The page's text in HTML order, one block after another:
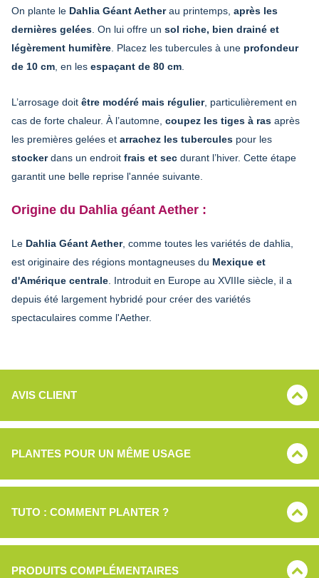
On plante le Dahlia Géant Aetherau printemps, après les
dernières gelées . On lui offre un sol riche, bien drainé et
légèrement humifère . Placez les tubercules à une profondeur
de 10 cm , en les espaçant de 80 cm
L’arrosage doit être modéré mais régulier, particulièrement en
cas de forte chaleur. À l’automne, coupez les tiges à ras après
les premières gelées et arrachez les tubercules pour les
stockerdans un endroit frais et sec durant l’hiver. Cette étape
garantit une belle reprise l'année suivante.
Origine du Dahlia géant Aether :
Le Dahlia Géant Aether, comme toutes les variétés de dahlia,
est originaire des régions montagneuses du Mexique et
d'Amérique centrale . Introduit en Europe au XVIIIe siècle, il a
depuis été largement hybridé pour créer des variétés
spectaculaires comme l'Aether.
AVIS CLIENT
PLANTES POUR UN MÊME USAGE
TUTO : COMMENT PLANTER ?
PRODUITS COMPLÉMENTAIRES